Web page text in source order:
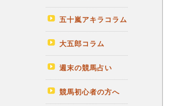
五十嵐アキラコラム
大五郎コラム
週末の競馬占い
競馬初心者の方へ